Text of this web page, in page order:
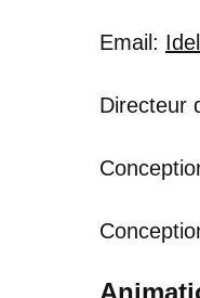
Email:
Directeur